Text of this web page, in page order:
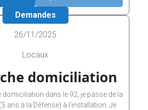
Demandes
26/11/2025
Locaux
domiciliation
domiciliation dans le 92, je passe de la
ans à la Défense) à l’installation. Je